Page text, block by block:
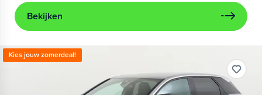
Bekijken
Kies jouw zomerdeal!